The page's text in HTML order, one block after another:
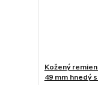
Kožený
49 mm hnedý